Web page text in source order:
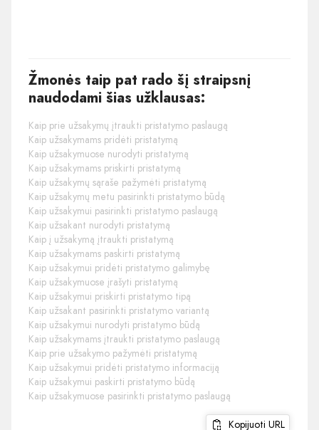
Žmonės taip pat rado šį straipsnį
naudodami šias užklausas:
Kaip prie užsakymų įtraukti pristatymo paslaugą
Kaip užsakymams pridėti pristatymą
Kaip užsakymuose nurodyti pristatymą
Kaip užsakymams priskirti pristatymą
Kaip užsakymų sąraše pažymėti pristatymą
Kaip užsakymų metu pasirinkti pristatymo būdą
Kaip užsakymui pasirinkti pristatymo paslaugą
Kaip užsakant nurodyti pristatymą
Kaip į užsakymą įtraukti pristatymą
Kaip užsakymams paskirti pristatymą
Kaip užsakymui pridėti pristatymo galimybę
Kaip užsakymuose įrašyti pristatymą
Kaip užsakymui priskirti pristatymo tipą
Kaip užsakant pasirinkti pristatymo variantą
Kaip užsakymui nurodyti pristatymo būdą
Kaip užsakymams įtraukti pristatymo paslaugą
Kaip prie užsakymo pažymėti pristatymą
Kaip užsakymui pridėti pristatymo informaciją
Kaip užsakymui paskirti pristatymo būdą
Kaip užsakymuose pasirinkti pristatymo paslaugą
Kopijuoti URL